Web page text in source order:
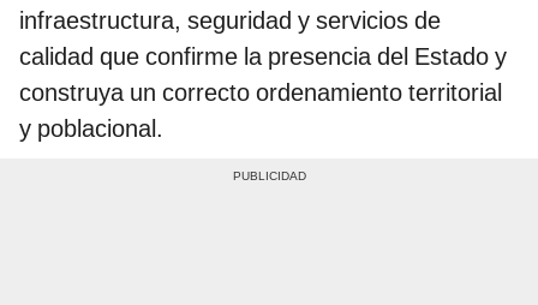
infraestructura, seguridad y servicios de
calidad que confirme la presencia del Estado y
construya un correcto ordenamiento territorial
y poblacional.